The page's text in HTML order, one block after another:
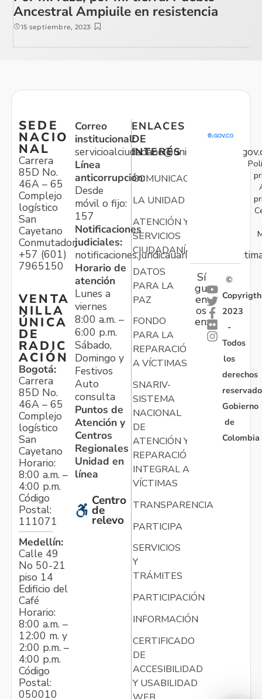
Ancestral Ampiuile en resistencia
15 septiembre, 2023
SEDE
NACIO
NAL
Carrera
85D No.
46A – 65
Complejo
logístico
San
Cayetano
Conmutador:
+57 (601)
7965150
VENTA
NILLA
ÚNICA
DE
RADIC
ACIÓN
Bogotá:
Carrera
85D No.
46A – 65
Complejo
logístico
San
Cayetano
Horario:
8:00 a.m. –
4:00 p.m.
Código
Postal:
111071
Medellín:
Calle 49
No 50-21
piso 14
Edificio del
Café
Horario:
8:00 a.m. –
12:00 m. y
2:00 p.m. –
4:00 p.m.
Código
Postal:
050010
Correo
institucional:
Línea
anticorrupción:
Desde
móvil o fijo:
157
Notificaciones
judiciales:
Horario de
atención
Lunes a
viernes
8:00 a.m. –
6:00 p.m.
Sábado,
Domingo y
Festivos
Auto
consulta
Puntos de
Atención y
Centros
Regionales
Unidad en
línea
Centro
de
relevo
ENLACES
DE
INTERÉS
COMUNICACIONES
LA UNIDAD
ATENCIÓN Y
SERVICIOS
CIUDADANÍA
DATOS
PARA LA
PAZ
FONDO
PARA LA
REPARACIÓN
A VÍCTIMAS
SNARIV-
SISTEMA
NACIONAL
DE
ATENCIÓN Y
REPARACIÓN
INTEGRAL A
VÍCTIMAS
TRANSPARENCIA
PARTICIPA
SERVICIOS
Y
TRÁMITES
PARTICIPACIÓN
INFORMACIÓN
CERTIFICADO
DE
ACCESIBILIDAD
Y USABILIDAD
Sí
gu
en
os
en:
©
Copyrigth
2023
-
Todos
los
derechos
Gobierno
de
Colombia